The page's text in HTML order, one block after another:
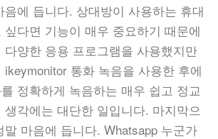
에 듭니다. 상대방이 사용하는 휴대
다면 기능이 매우 중요하기 때문에
다양한 응용 프로그램을 사용했지만
통화 녹음을 사용한 후에
정확하게 녹음하는 매우 쉽고 정교
각에는 대단한 일입니다. 마지막으
마음에 듭니다. Whatsapp 누군가